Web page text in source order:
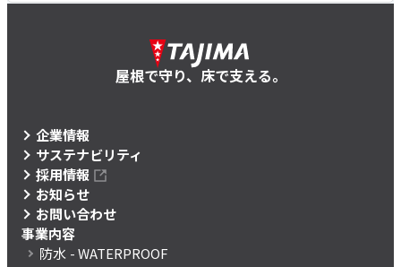
屋根で守り、床で支える。
企業情報
サステナビリティ
採用情報
お知らせ
お問い合わせ
事業内容
防水 - WATERPROOF